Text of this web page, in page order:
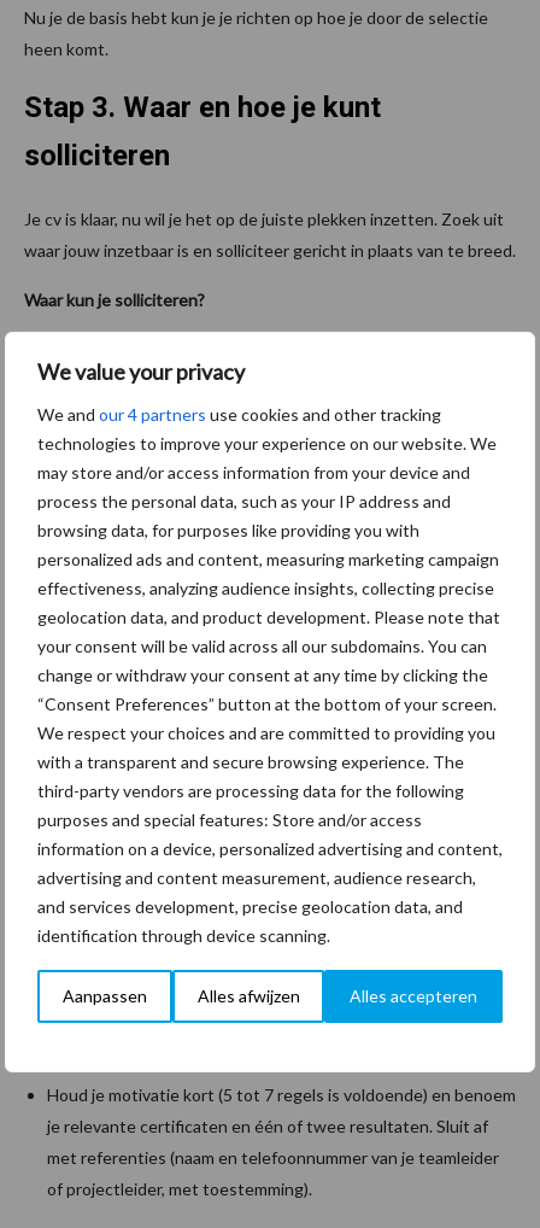
We value your privacy
We and our 4 partners use cookies and other tracking
technologies to improve your experience on our website. We
may store and/or access information from your device and
process the personal data, such as your IP address and
browsing data, for purposes like providing you with
personalized ads and content, measuring marketing campaign
effectiveness, analyzing audience insights, collecting precise
geolocation data, and product development. Please note that
your consent will be valid across all our subdomains. You can
change or withdraw your consent at any time by clicking the
“Consent Preferences” button at the bottom of your screen.
We respect your choices and are committed to providing you
with a transparent and secure browsing experience. The
third-party vendors are processing data for the following
purposes and special features: Store and/or access
information on a device, personalized advertising and content,
advertising and content measurement, audience research,
and services development, precise geolocation data, and
identification through device scanning.
Aanpassen Alles afwijzen Alles accepteren
Nu je de basis hebt kun je je richten op hoe je door de selectie
heen komt.
Stap 3. Waar en hoe je kunt
solliciteren
Je cv is klaar, nu wil je het op de juiste plekken inzetten. Zoek uit
waar jouw inzetbaar is en solliciteer gericht in plaats van te breed.
Waar kun je solliciteren?
Scholen, kinderopvang, gemeenten
Hotels, restaurants, catering en evenementenlocaties
Uitzendbureaus (facilitair) en lokale ondernemers
Vergroot je kansen
Lees de vacature aandachtig en spiegel de gebruikte taal:
neem woorden uit de eisenlijst over in je cv, zoals
kleurcodering, HACCP, normtijd en microvezel.
werkgevers herkennen, bijvoorbeeld schoonmaker,
schoonmaak-medewerker, housekeeping of facilitair
medewerker.
Kies altijd voor bewijs boven belofte: één cijfer zegt meer dan
Houd je motivatie kort (5 tot 7 regels is voldoende) en benoem
je relevante certificaten en één of twee resultaten. Sluit af
met referenties (naam en telefoonnummer van je teamleider
of projectleider, met toestemming).